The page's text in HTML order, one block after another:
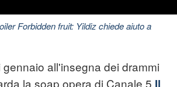
Forbidden fruit: Yildiz chiede aiuto a
all'insegna dei drammi
la soap opera di Canale 5